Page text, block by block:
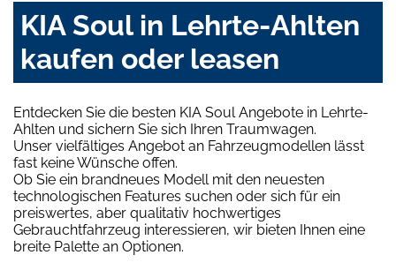
KIA Soul in Lehrte-Ahlten
kaufen oder leasen
Entdecken Sie die besten KIA Soul Angebote in Lehrte-
Ahlten und sichern Sie sich Ihren Traumwagen.
Unser vielfältiges Angebot an Fahrzeugmodellen lässt
fast keine Wünsche offen.
Ob Sie ein brandneues Modell mit den neuesten
technologischen Features suchen oder sich für ein
preiswertes, aber qualitativ hochwertiges
Gebrauchtfahrzeug interessieren, wir bieten Ihnen eine
breite Palette an Optionen.